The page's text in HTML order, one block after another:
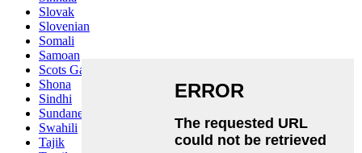
Slovak
Slovenian
Somali
Samoan
Scots Gaelic
Shona
Sindhi
Sundanese
Swahili
Tajik